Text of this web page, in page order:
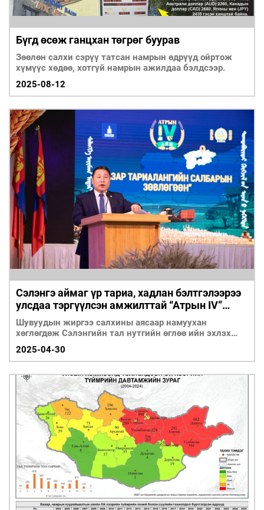
Бүгд өсөж ганцхан төгрөг буурав
Зөөлөн салхи сэрүү татсан намрын өдрүүд ойртож
хүмүүс хөдөө, хотгүй намрын ажилдаа бэлдсээр.
2025-08-12
Сэлэнгэ аймаг үр тариа, хадлан бэлтгэлээрээ
улсдаа тэргүүлсэн амжилттай “Атрын IV”
аянтай золголоо
Шувуудын жиргээ салхины аясаар намуухан
хөглөгдөж Сэлэнгийн тал нутгийн өглөө ийн эхлэх
үест бид зорьсон газартаа ирлээ.
2025-04-30